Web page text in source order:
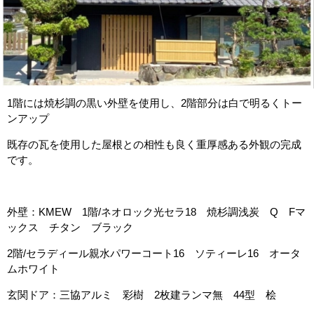
1階には焼杉調の黒い外壁を使用し、2階部分は白で明るくトー
ンアップ
既存の瓦を使用した屋根との相性も良く重厚感ある外観の完成
です。
外壁：KMEW 1階/ネオロック光セラ18 焼杉調浅炭 Q Fマ
ックス チタン ブラック
2階/セラディール親水パワーコート16 ソティーレ16 オータ
ムホワイト
玄関ドア：三協アルミ 彩樹 2枚建ランマ無 44型 桧